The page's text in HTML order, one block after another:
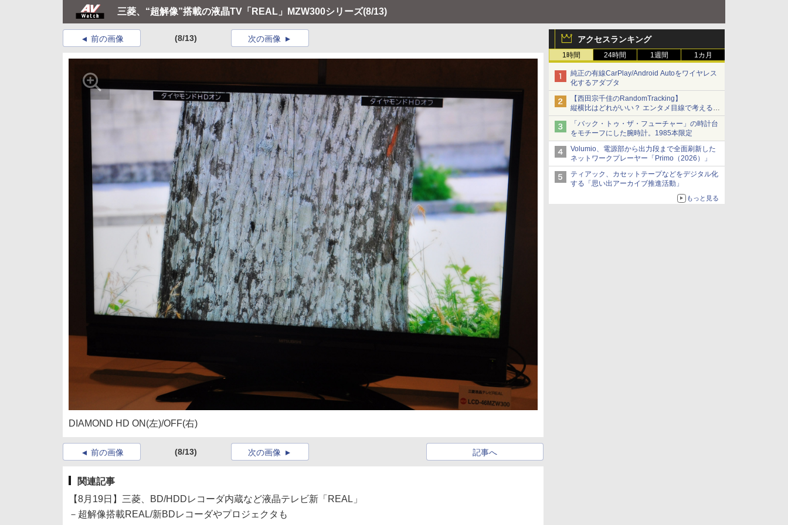
三菱、“超解像”搭載の液晶TV「REAL」MZW300シリーズ(8/13)
アクセスランキング
1時間 24時間 1週間 1カ月
純正の有線CarPlay/Android Autoをワイヤレス
化するアダプタ
【西田宗千佳のRandomTracking】
縦横比はどれがいい？ エンタメ目線で考える、
サムスン新「Galaxy Z Fold」
「バック・トゥ・ザ・フューチャー」の時計台
をモチーフにした腕時計。1985本限定
Volumio、電源部から出力段まで全面刷新した
ネットワークプレーヤー「Primo（2026）」
ティアック、カセットテープなどをデジタル化
する「思い出アーカイブ推進活動」
もっと見る
前の画像 (8/13) 次の画像
DIAMOND HD ON(左)/OFF(右)
前の画像 (8/13) 記事へ
次の画像
関連記事
【8月19日】三菱、BD/HDDレコーダ内蔵など液晶テレビ新「REAL」
－超解像搭載REAL/新BDレコーダやプロジェクタも